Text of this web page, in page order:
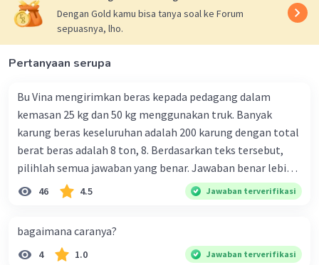
Dengan Gold kamu bisa tanya soal ke Forum
sepuasnya, lho.
Pertanyaan serupa
Bu Vina mengirimkan beras kepada pedagang dalam
kemasan 25 kg dan 50 kg menggunakan truk. Banyak
karung beras keseluruhan adalah 200 karung dengan total
berat beras adalah 8 ton, 8. Berdasarkan teks tersebut,
pilihlah semua jawaban yang benar. Jawaban benar lebih
dari satu. Banyak karung beras kemasan 25 kg adalah 50
buah. Banyak karung beras kemasan 50 kg adalah 150
ton. Perbandingan berat beras kemasan 25 kg dan 50 kg
dalam truk adalah 1: 3. 9. Berdasarkan teks tersebut, jika
46 4.5 Jawaban terverifikasi
bagaimana caranya?
4 1.0 Jawaban terverifikasi